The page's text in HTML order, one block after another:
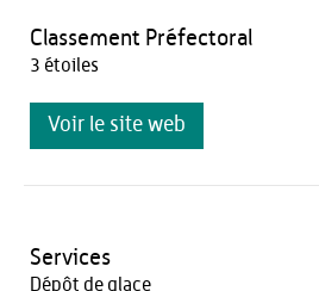
Classement Préfectoral
3 étoiles
Voir le site web
Services
Dépôt de glace